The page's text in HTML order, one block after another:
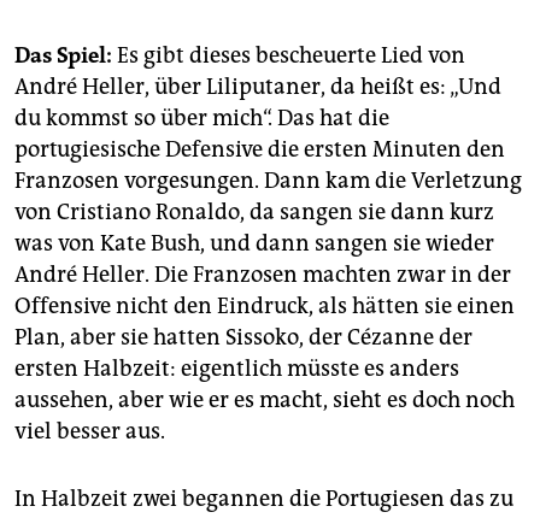
Das Spiel: Es gibt dieses bescheuerte Lied von
André Heller, über Liliputaner, da heißt es: „Und
du kommst so über mich“. Das hat die
portugiesische Defensive die ersten Minuten den
Franzosen vorgesungen. Dann kam die Verletzung
von Cristiano Ronaldo, da sangen sie dann kurz
was von Kate Bush, und dann sangen sie wieder
André Heller. Die Franzosen machten zwar in der
Offensive nicht den Eindruck, als hätten sie einen
Plan, aber sie hatten Sissoko, der Cézanne der
ersten Halbzeit: eigentlich müsste es anders
aussehen, aber wie er es macht, sieht es doch noch
viel besser aus.
In Halbzeit zwei begannen die Portugiesen das zu